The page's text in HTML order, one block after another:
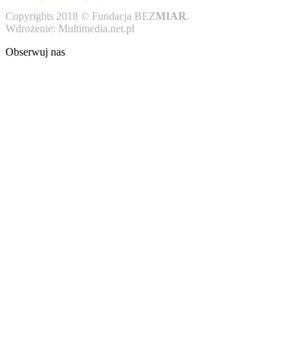
Copyrights 2018 © Fundacja BEZMIAR.
Wdrożenie: Multimedia.net.pl
Obserwuj nas